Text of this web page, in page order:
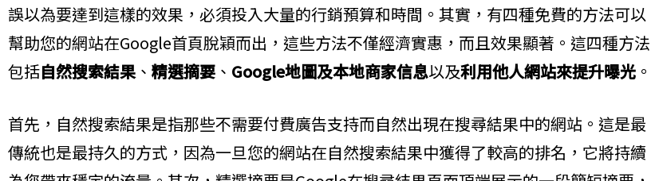
誤以為要達到這樣的效果，必須投入大量的行銷預算和時間。其實，有四種免費的方法可以
幫助您的網站在Google首頁脫穎而出，這些方法不僅經濟實惠，而且效果顯著。這四種方法
包括自然搜索結果、 精選摘要 、 Google地圖及本地商家信息以及利用他人網站來提升曝光 。
首先，自然搜索結果是指那些不需要付費廣告支持而自然出現在搜尋結果中的網站。這是最
傳統也是最持久的方式，因為一旦您的網站在自然搜索結果中獲得了較高的排名，它將持續